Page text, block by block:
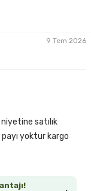
9 Tem 2026
satılık
payı yoktur kargo